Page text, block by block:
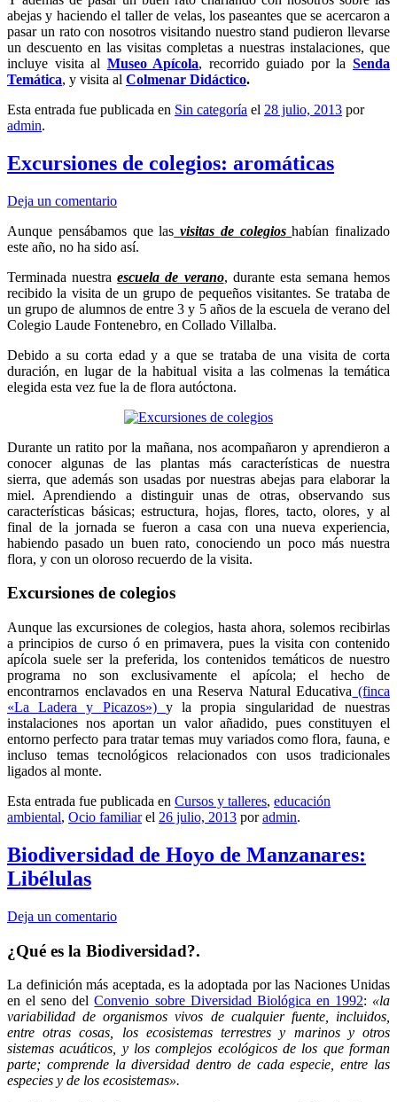
abejas y haciendo el taller de velas, los paseantes que se acercaron a
pasar un rato con nosotros visitando nuestro stand pudieron llevarse
un descuento en las visitas completas a nuestras instalaciones, que
incluye visita al Museo Apícola, recorrido guiado por laSenda
Temática, y visita al Colmenar Didáctico.
Esta entrada fue publicada en Sin categoría el 28 julio, 2013 por
admin.
Excursiones de colegios: aromáticas
Deja un comentario
Aunque pensábamos que las visitas de colegios habían finalizado
este año, no ha sido así.
Terminada nuestraescuela de verano, durante esta semana hemos
recibido la visita de un grupo de pequeños visitantes. Se trataba de
un grupo de alumnos de entre 3 y 5 años de la escuela de verano del
Colegio Laude Fontenebro, en Collado Villalba.
Debido a su corta edad y a que se trataba de una visita de corta
duración, en lugar de la habitual visita a las colmenas la temática
elegida esta vez fue la de flora autóctona.
Durante un ratito por la mañana, nos acompañaron y aprendieron a
conocer algunas de las plantas más características de nuestra
sierra, que además son usadas por nuestras abejas para elaborar la
miel. Aprendiendo a distinguir unas de otras, observando sus
características básicas; estructura, hojas, flores, tacto, olores, y al
final de la jornada se fueron a casa con una nueva experiencia,
habiendo pasado un buen rato, conociendo un poco más nuestra
flora, y con un oloroso recuerdo de la visita.
Excursiones de colegios
Aunque las excursiones de colegios, hasta ahora, solemos recibirlas
a principios de curso ó en primavera, pues la visita con contenido
apícola suele ser la preferida, los contenidos temáticos de nuestro
programa no son exclusivamente el apícola; el hecho de
encontrarnos enclavados en una Reserva Natural Educativa (finca
«La Ladera y Picazos») y la propia singularidad de nuestras
instalaciones nos aportan un valor añadido, pues constituyen el
entorno perfecto para tratar temas muy variados como flora, fauna, e
incluso temas tecnológicos relacionados con usos tradicionales
ligados al monte.
Esta entrada fue publicada en Cursos y talleres, educación
ambiental, Ocio familiarel 26 julio, 2013 poradmin.
Biodiversidad de Hoyo de Manzanares:
Libélulas
Deja un comentario
¿Qué es la Biodiversidad?.
La definición más aceptada, es la adoptada por las Naciones Unidas
en el seno delConvenio sobre Diversidad Biológica en 1992: «la
variabilidad de organismos vivos de cualquier fuente, incluidos,
entre otras cosas, los ecosistemas terrestres y marinos y otros
sistemas acuáticos, y los complejos ecológicos de los que forman
parte; comprende la diversidad dentro de cada especie, entre las
especies y de los ecosistemas».